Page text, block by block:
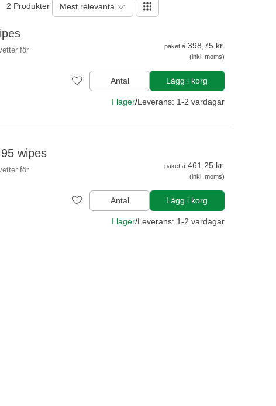
2 Produkter Mest relevanta
för
paket á 398,75 kr.
(inkl. moms)
Antal Lägg i korg
I lager/Leverans: 1-2 vardagar
wipes
för
paket á 461,25 kr.
(inkl. moms)
Antal Lägg i korg
I lager/Leverans: 1-2 vardagar